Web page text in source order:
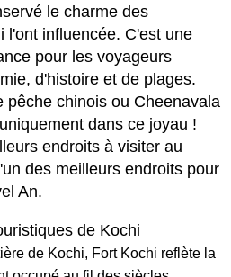
le charme des
l'ont influencée. C'est une
pour les voyageurs
d'histoire et de plages.
pêche chinois ou Cheenavala
dans ce joyau !
endroits à visiter au
des meilleurs endroits pour
An.
de Kochi
de Kochi, Fort Kochi reflète la